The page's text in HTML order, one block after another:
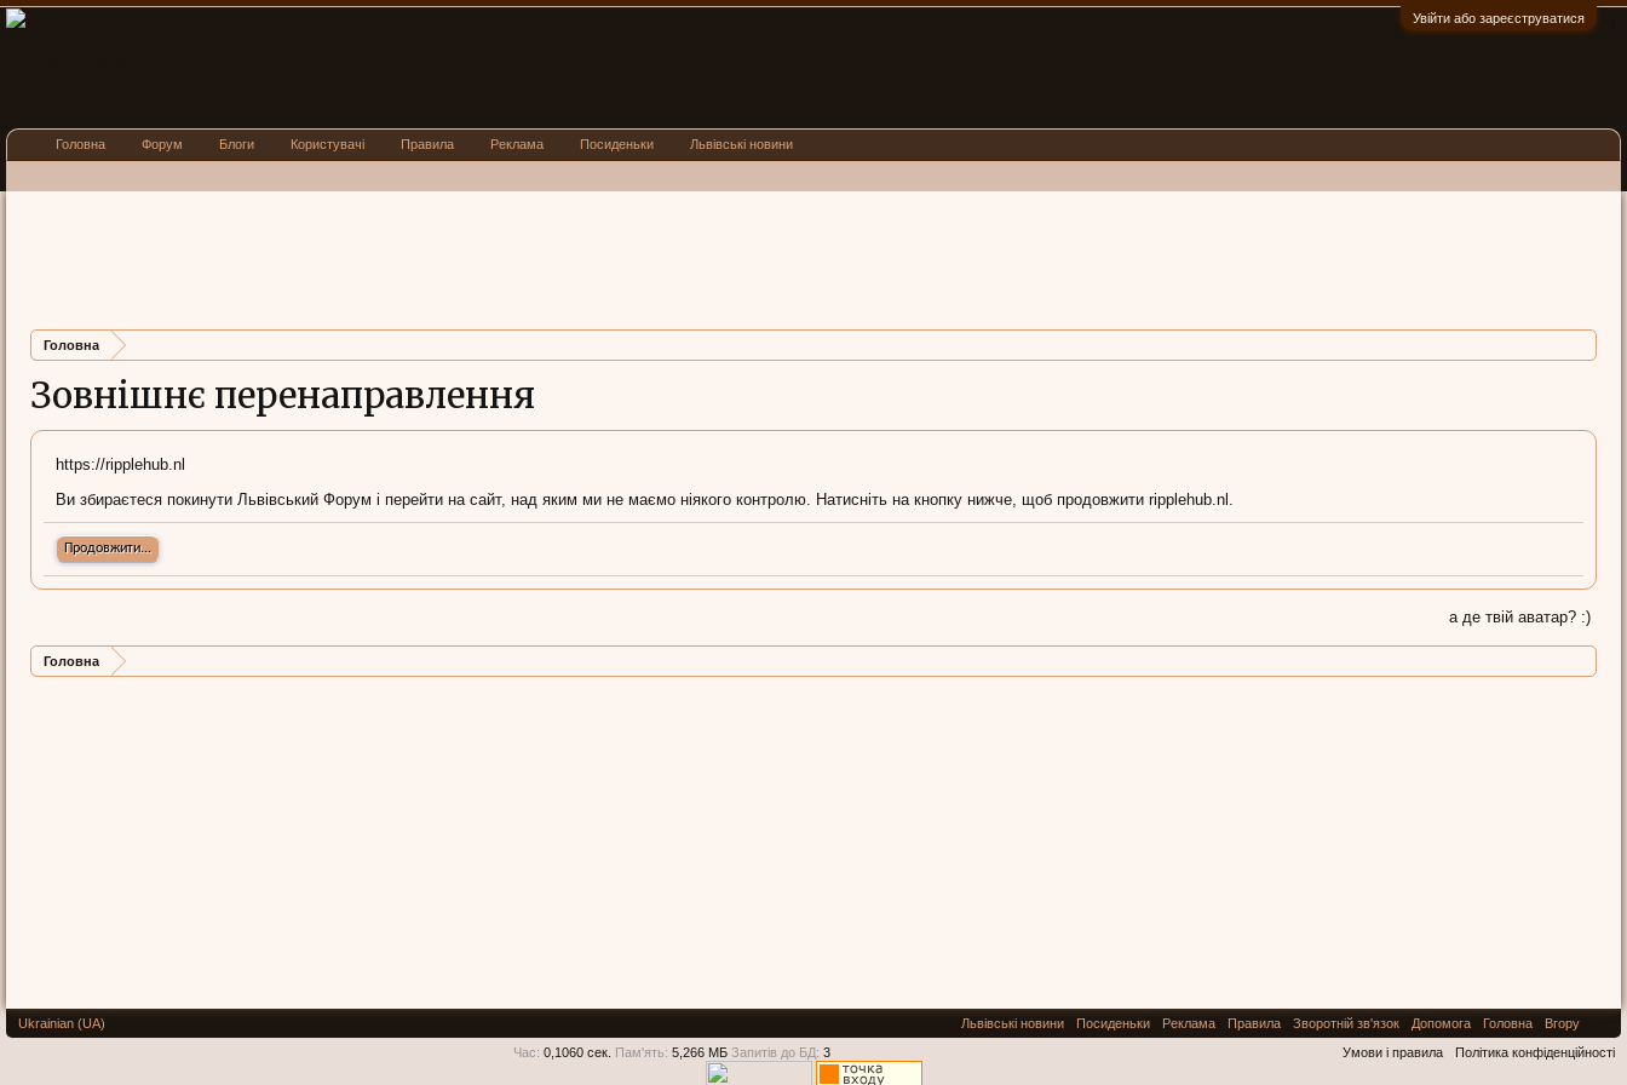
Увійти або зареєструватися
Головна
Зовнішнє перенаправлення
https://ripplehub.nl
Ви збираєтеся покинути Львівський Форум і перейти на сайт, над яким ми не маємо ніякого контролю. Натисніть на кнопку нижче, щоб продовжити ripplehub.nl.
Продовжити...
а де твій аватар? :)
Головна
Головна Форум Блоги Користувачі Правила Реклама Посиденьки Львівські новини
Ukrainian (UA) Львівські новини Посиденьки Реклама Правила Зворотній зв'язок Допомога Головна
Вгору
Умови і правила
Політика конфіденційності
Час: 0,1060 сек. Пам'ять: 5,266 МБ Запитів до БД: 3